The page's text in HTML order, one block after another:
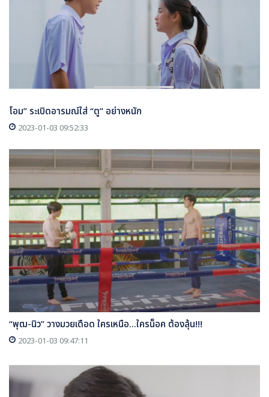
โอม” ระเบิดอารมณ์ใส่ “ตู” อย่างหนัก
2023-01-03 09:52:33
“พุฒ-นิว” วางมวยเดือด ใครเหนือ...ใครน็อค ต้องลุ้น!!!
2023-01-03 09:47:11